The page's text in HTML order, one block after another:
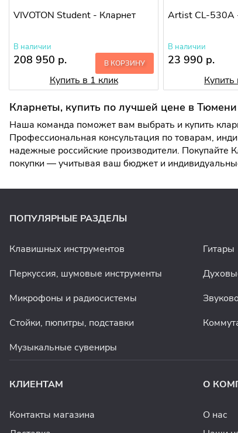
VIVOTON Student - Кларнет
В наличии
208 950 р. В КОРЗИНУ
Купить в 1 клик
Artist CL-530A
В наличии
23 990 р.
Купить
Кларнеты, купить по лучшей цене в Тюмени
Наша команда поможет вам выбрать и купить
Профессиональная консультация по товарам,
надежные российские производители. Покупайте
покупки — учитывая ваш бюджет и
ПОПУЛЯРНЫЕ РАЗДЕЛЫ
Клавишных инструментов Гитары
Перкуссия, шумовые инструменты
Микрофоны и радиосистемы
Стойки, пюпитры, подставки
Музыкальные сувениры
КЛИЕНТАМ
Контакты магазина
О
О нас